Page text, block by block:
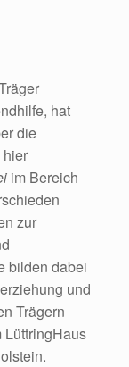
hat
die
hier
im Bereich
zur
bilden dabei
und
Trägern
LüttringHaus